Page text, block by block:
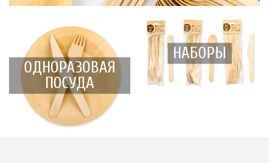
ОДНОРАЗОВАЯ
ПОСУДА
НАБОРЫ